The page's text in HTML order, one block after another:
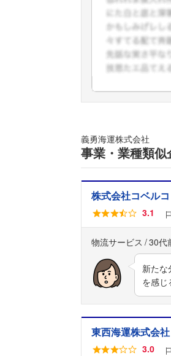
義勇海運株式会社
事業・業種類似
株式会社コベル
3.1
物流サービス 30代
新たな
を感
東西海運株式会社
3.0